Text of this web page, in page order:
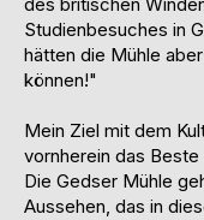
Studienbesuches in
hätten die Mühle
können!"
Mein Ziel mit dem
vornherein das
Die Gedser Mühle
Aussehen, das in